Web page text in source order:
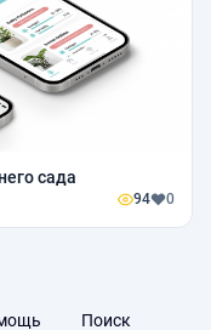
сада
94 0
Поиск